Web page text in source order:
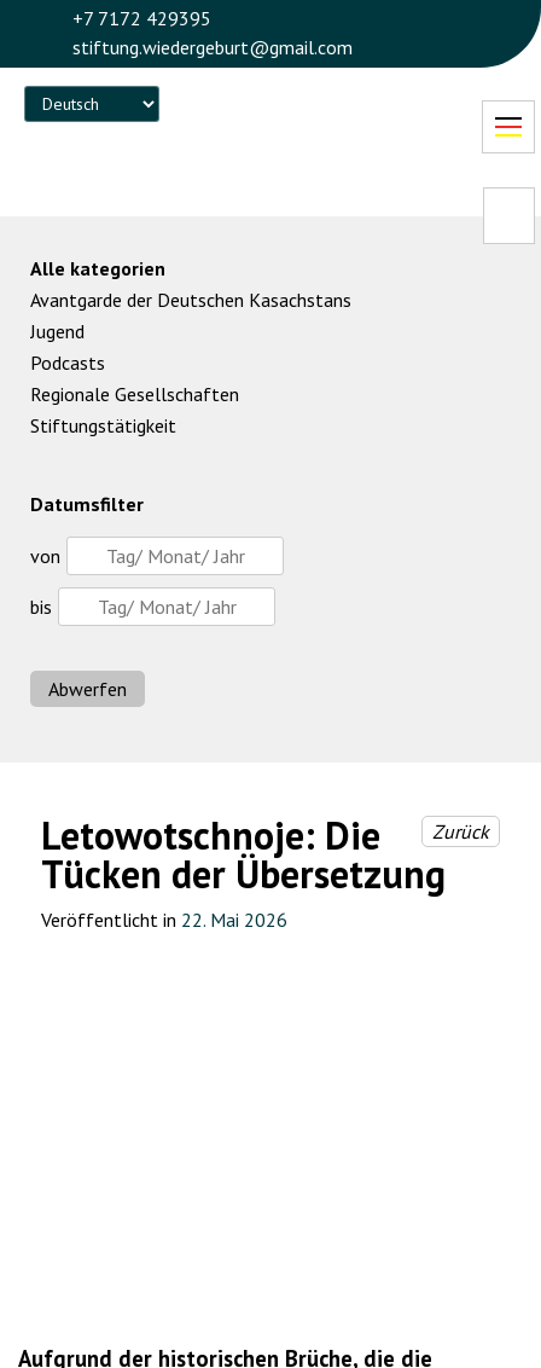
+7 7172 429395
stiftung.wiedergeburt@gmail.com
Language
Letowotschnoje: Die
Tücken der Übersetzung
Zurück
Veröffentlicht in 22. Mai 2026
Aufgrund der historischen Brüche, die die
Alle kategorien
Avantgarde der Deutschen Kasachstans
Jugend
Podcasts
Regionale Gesellschaften
Stiftungstätigkeit
Datumsfilter
von
bis
Abwerfen